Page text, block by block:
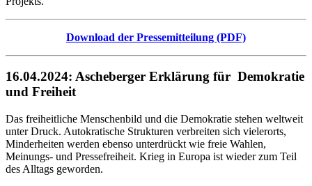
Download der Pressemitteilung (PDF)
16.04.2024: Ascheberger Erklärung für Demokratie
und Freiheit
Das freiheitliche Menschenbild und die Demokratie stehen weltweit
unter Druck. Autokratische Strukturen verbreiten sich vielerorts,
Minderheiten werden ebenso unterdrückt wie freie Wahlen,
Meinungs- und Pressefreiheit. Krieg in Europa ist wieder zum Teil
des Alltags geworden.